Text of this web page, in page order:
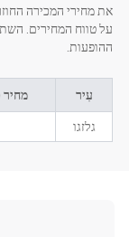
את מחירי המכירה
על טווח המחירים.
ההופעות.
עִיר מחיר
גלזגו